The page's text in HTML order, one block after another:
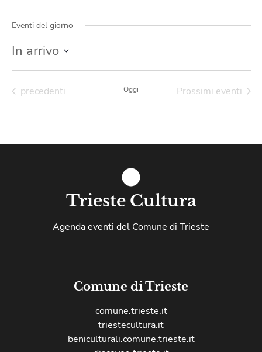
Eventi del giorno
In arrivo
la
Eventi
precedenti Oggi Prossimi eventi
Trieste Cultura
Agenda eventi del Comune di Trieste
Comune di Trieste
comune.trieste.it
triestecultura.it
beniculturali.comune.trieste.it